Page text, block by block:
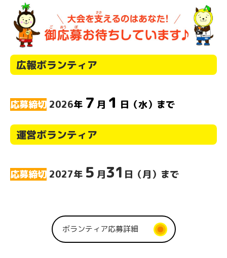
広報ボランティア
応募締切 2026年 ７ 月 １ 日（水）まで
運営ボランティア
応募締切 2027年 ５ 月31 日（月）まで
ボランティア応募詳細